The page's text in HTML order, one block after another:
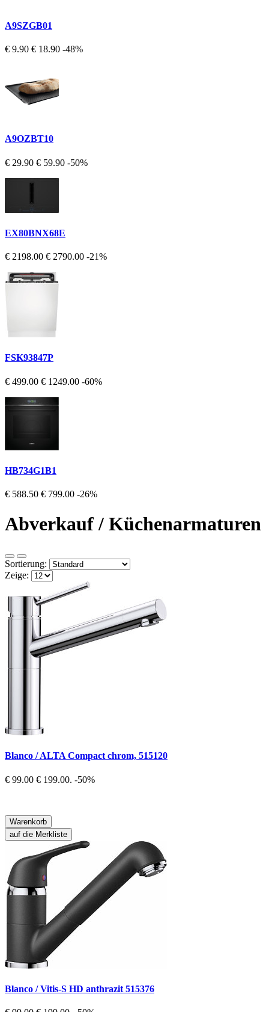
A9SZGB01
€ 9.90 € 18.90 -48%
A9OZBT10
€ 29.90 € 59.90 -50%
EX80BNX68E
€ 2198.00 € 2790.00 -21%
FSK93847P
€ 499.00 € 1249.00 -60%
HB734G1B1
€ 588.50 € 799.00 -26%
Abverkauf / Küchenarmaturen
Sortierung:
Zeige:
Blanco / ALTA Compact chrom, 515120
€ 99.00 € 199.00. -50%
Warenkorb
auf die Merkliste
Blanco / Vitis-S HD anthrazit 515376